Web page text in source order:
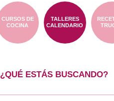
TALLERES
CALENDARIO
CURSOS DE
COCINA
¿QUÉ ESTÁS BUSCANDO?